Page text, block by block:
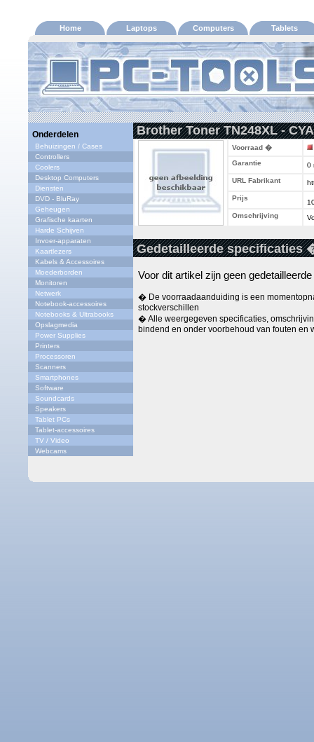
Home Laptops Computers Tablets
Onderdelen
Behuizingen / Cases
Controllers
Coolers
Desktop Computers
Diensten
DVD - BluRay
Geheugen
Grafische kaarten
Harde Schijven
Invoer-apparaten
Kaartlezers
Kabels & Accessoires
Moederborden
Monitoren
Netwerk
Notebook-accessoires
Notebooks & Ultrabooks
Opslagmedia
Power Supplies
Printers
Processoren
Scanners
Smartphones
Software
Soundcards
Speakers
Tablet PCs
Tablet-accessoires
TV / Video
Webcams
Brother Toner TN248XL -
Voorraad �
Garantie
0
URL Fabrikant
Prijs
Omschrijving
Gedetailleerde specificaties
Voor dit artikel zijn geen
� De voorraadaanduiding is een
stockverschillen
� Alle weergegeven specificaties,
bindend en onder voorbehoud van fouten en